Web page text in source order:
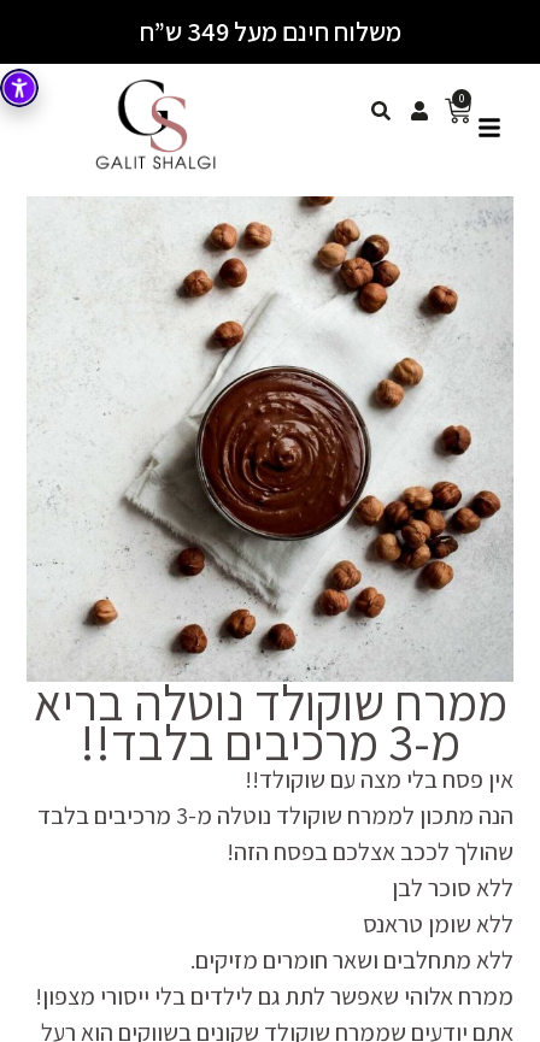
משלוח חינם מעל 349 ש”ח
0
ממרח שוקולד נוטלה בריא
מ-3 מרכיבים בלבד!!
אין פסח בלי מצה עם שוקולד!!
הנה מתכון לממרח שוקולד נוטלה מ-3 מרכיבים בלבד
שהולך לככב אצלכם בפסח הזה!
ללא סוכר לבן
ללא שומן טראנס
ללא מתחלבים ושאר חומרים מזיקים.
ממרח אלוהי שאפשר לתת גם לילדים בלי ייסורי מצפון!
אתם יודעים שממרח שוקולד שקונים בשווקים הוא רעל